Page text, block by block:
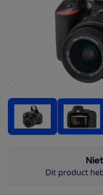
Dit product